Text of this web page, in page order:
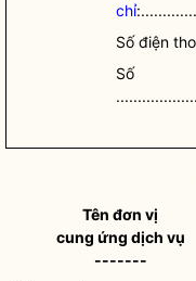
chỉ
Số điện
Tên đơn vị
cung ứng dịch vụ
-------